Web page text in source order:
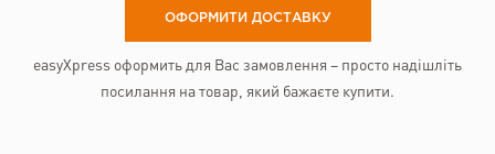
ОФОРМИТИ ДОСТАВКУ
easyXpress оформить для Вас замовлення – просто надішліть
посилання на товар, який бажаєте купити.